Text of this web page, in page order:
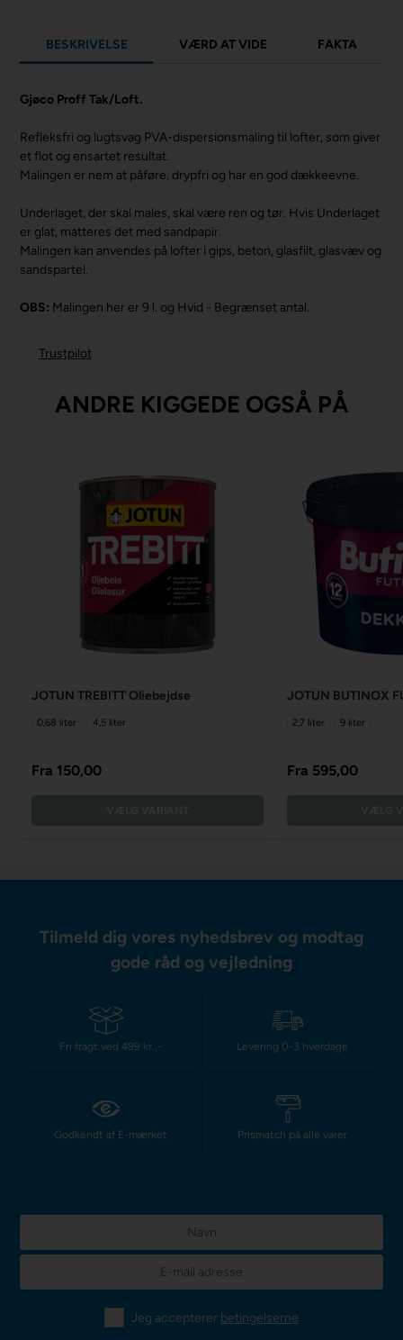
BESKRIVELSE VÆRD AT VIDE FAKTA
Gjøco Proff Tak/Loft.
Refleksfri og lugtsvag PVA-dispersionsmaling til lofter, som giver
et flot og ensartet resultat.
Malingen er nem at påføre, drypfri og har en god dækkeevne.
Underlaget, der skal males, skal være ren og tør. Hvis Underlaget
er glat, matteres det med sandpapir.
Malingen kan anvendes på lofter i gips, beton, glasfilt, glasvæv og
sandspartel.
OBS: Malingen her er 9 l. og Hvid - Begrænset antal.
Trustpilot
ANDRE KIGGEDE OGSÅ PÅ
JOTUN TREBITT Oliebejdse
0,68 liter 4,5 liter
Fra 150,00
JOTUN BUTINOX
2,7 liter 9 liter
Fra 595,00
Tilmeld dig vores nyhedsbrev og modtag
gode råd og vejledning
Fri fragt ved 499 kr.,- Levering 0-3 hverdage
Godkendt af E-mærket Prismatch på alle varer
Jeg accepterer betingelserne